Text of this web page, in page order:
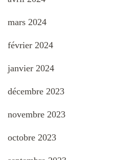
mars 2024
février 2024
janvier 2024
décembre 2023
novembre 2023
octobre 2023